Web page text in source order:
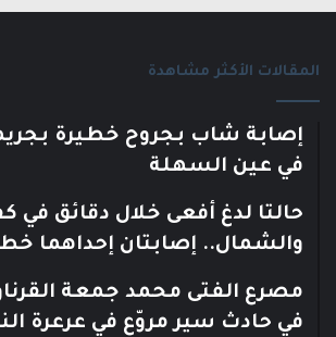
المقالات الأكثر مشاهدة
إصابة شاب بجروح خطيرة
في عين السهلة
حالتا لدغ أفعى خلال دقائق في
والشمال.. إصابتان إحداهما
في حادث سير مروّع في عرعرة